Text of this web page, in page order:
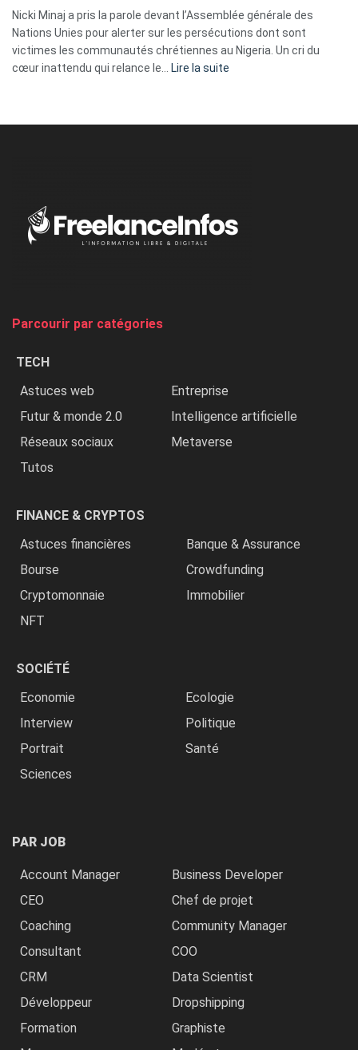
ses
tripes »
Nicki Minaj a pris la parole devant l’Assemblée générale des
Nations Unies pour alerter sur les persécutions dont sont
victimes les communautés chrétiennes au Nigeria. Un cri du
cœur inattendu qui relance le…
Lire la suite
Nigeria,
Parcourir par catégories
TECH
Astuces web
Entreprise
Futur & monde 2.0
Intelligence artificielle
Réseaux sociaux
Metaverse
Tutos
FINANCE & CRYPTOS
Astuces financières
Banque & Assurance
Bourse
Crowdfunding
Cryptomonnaie
Immobilier
NFT
SOCIÉTÉ
Economie
Ecologie
Interview
Politique
Portrait
Santé
Sciences
PAR JOB
Account Manager
Business Developer
CEO
Chef de projet
Coaching
Community Manager
Consultant
COO
CRM
Data Scientist
Développeur
Dropshipping
Formation
Graphiste